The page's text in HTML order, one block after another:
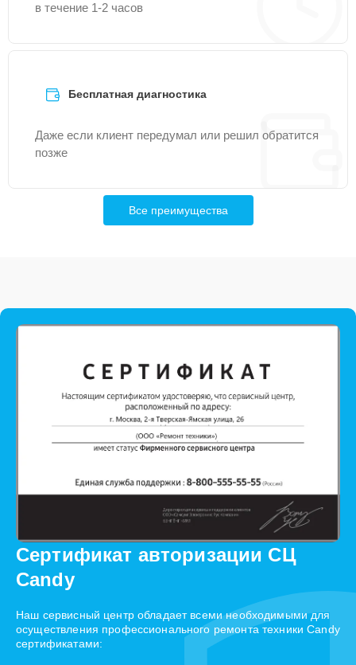
в течение 1-2 часов
Бесплатная диагностика
Даже если клиент передумал или решил обратится
позже
Все преимущества
Сертификат авторизации СЦ
Candy
Наш сервисный центр обладает всеми необходимыми для
осуществления профессионального ремонта техники Candy
сертификатами: